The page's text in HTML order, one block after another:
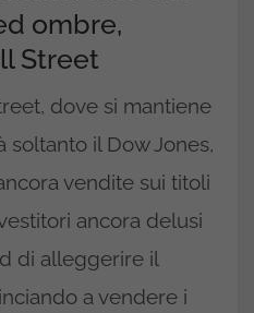
ombre,
Street
dove si mantiene
soltanto il Dow Jones,
vendite sui titoli
ancora delusi
di alleggerire il
a vendere i